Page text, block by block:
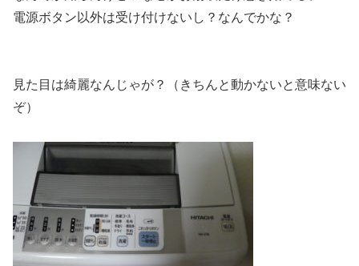
電源ボタン以外は受け付けないし？なんでかな？
見た目は綺麗なんじゃが？（きちんと動かないと意味ない
ぞ）